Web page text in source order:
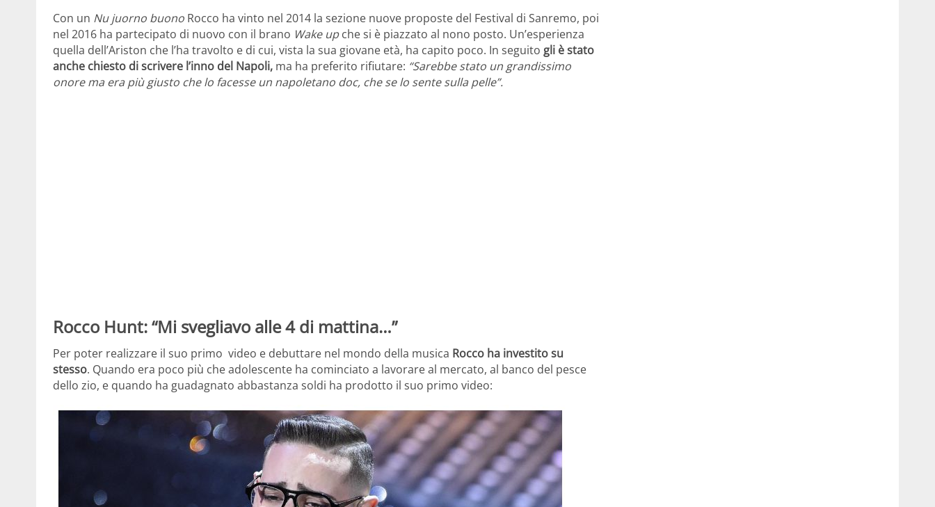
Con un Nu juorno buono Rocco ha vinto nel 2014 la sezione nuove proposte del Festival di Sanremo, poi
nel 2016 ha partecipato di nuovo con il brano Wake upche si è piazzato al nono posto. Un’esperienza
quella dell’Ariston che l’ha travolto e di cui, vista la sua giovane età, ha capito poco. In seguito gli è stato
anche chiesto di scrivere l’inno del Napoli, ma ha preferito rifiutare: “Sarebbe stato un grandissimo
onore ma era più giusto che lo facesse un napoletano doc, che se lo sente sulla pelle”.
Rocco Hunt: “Mi svegliavo alle 4 di mattina…”
Per poter realizzare il suo primo video e debuttare nel mondo della musica Rocco ha investito su
stesso. Quando era poco più che adolescente ha cominciato a lavorare al mercato, al banco del pesce
dello zio, e quando ha guadagnato abbastanza soldi ha prodotto il suo primo video: